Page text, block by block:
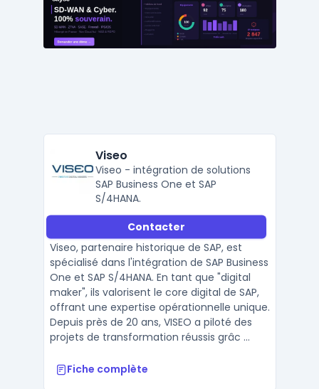
Viseo
Viseo - intégration de solutions
SAP Business One et SAP
S/4HANA.
Contacter
Viseo, partenaire historique de SAP, est
spécialisé dans l'intégration de SAP Business
One et SAP S/4HANA. En tant que "digital
maker", ils valorisent le core digital de SAP,
offrant une expertise opérationnelle unique.
Depuis près de 20 ans, VISEO a piloté des
projets de transformation réussis grâc ...
Fiche complète